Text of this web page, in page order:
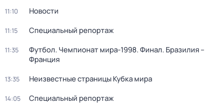
11:10 Новости
11:15 Специальный репортаж
11:35
Футбол. Чемпионат мира-1998. Финал. Бразилия –
Франция
13:35 Неизвестные страницы Кубка мира
14:05 Специальный репортаж